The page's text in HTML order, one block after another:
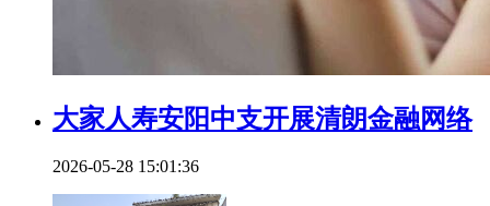
大家人寿安阳中支开展清朗金融网络
2026-05-28 15:01:36